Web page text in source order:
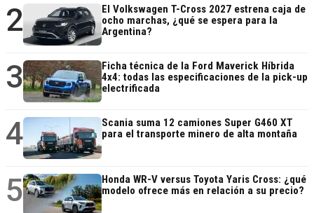
2
El Volkswagen T-Cross 2027 estrena caja de
ocho marchas, ¿qué se espera para la
Argentina?
3
Ficha técnica de la Ford Maverick Híbrida
4x4: todas las especificaciones de la pick-up
electrificada
4
Scania suma 12 camiones Super G460 XT
para el transporte minero de alta montaña
5
Honda WR-V versus Toyota Yaris Cross: ¿qué
modelo ofrece más en relación a su precio?